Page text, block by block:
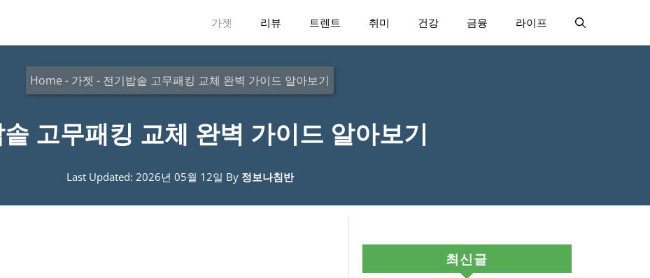
가젯 리뷰 트렌트 취미 건강 금융 라이프
Home - 가젯 - 전기밥솥 고무패킹 교체 완벽 가이드 알아보기
고무패킹 교체 완벽 가이드 알아보기
Last Updated: 2026년 05월 12일 By 정보나침반
최신글